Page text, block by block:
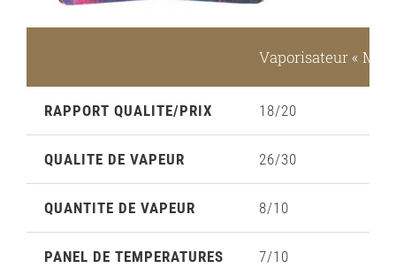
Vaporisateur « M »
RAPPORT QUALITE/PRIX 18/20
QUALITE DE VAPEUR 26/30
QUANTITE DE VAPEUR 8/10
PANEL DE TEMPERATURES 7/10